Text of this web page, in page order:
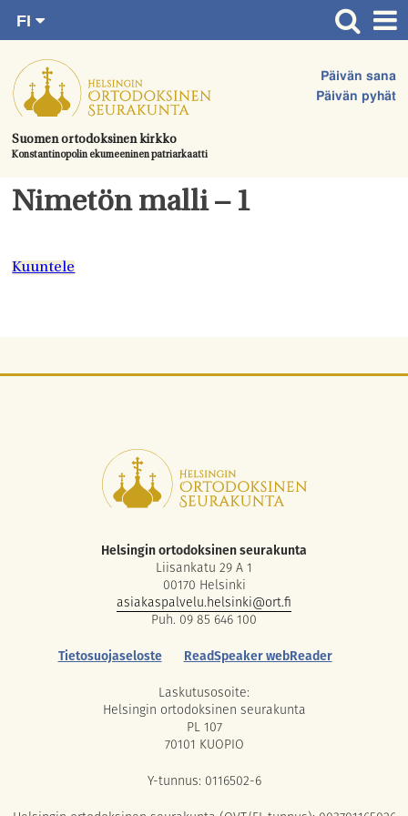
suoraan
sisältöön.
Suomen ortodoksinen kirkko
Konstantinopolin ekumeeninen patriarkaatti
Päivän sana
Päivän pyhät
FI
SV
EN
UA
Etusivu
Ajankohtaista
Juhlat & toimitukset
Kirkot
Tule mukaan
Nimetön malli – 1
Kuuntele
Helsingin ortodoksinen seurakunta
Liisankatu 29 A 1
00170 Helsinki
asiakaspalvelu.helsinki@ort.fi
Puh. 09 85 646 100
Tietosuojaseloste
ReadSpeaker webReader
Laskutusosoite:
Helsingin ortodoksinen seurakunta
PL 107
70101 KUOPIO
Y-tunnus: 0116502-6